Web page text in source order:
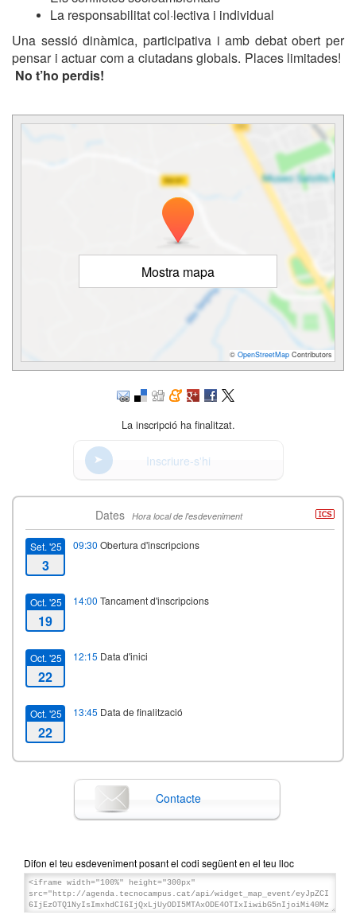
La responsabilitat col·lectiva i individual
Una sessió dinàmica, participativa i amb debat obert per
pensar i actuar com a ciutadans globals. Places limitades!
No t’ho perdis!
Mostra mapa
© OpenStreetMap Contributors
La inscripció ha finalitzat.
Inscriure-s'hi
Dates Hora local de l'esdeveniment
Set. '25
3
09:30 Obertura d'inscripcions
Oct. '25
19
14:00 Tancament d'inscripcions
Oct. '25
22
12:15 Data d'inici
Oct. '25
22
13:45 Data de finalització
Contacte
Difon el teu esdeveniment posant el codi següent en el teu lloc